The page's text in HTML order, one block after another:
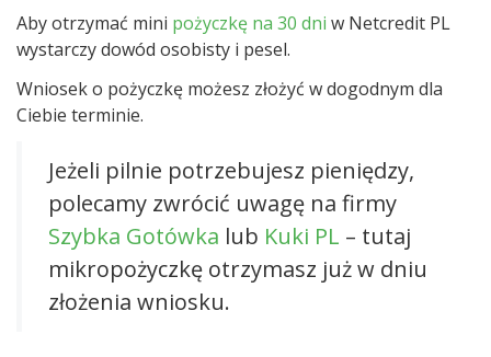
Aby otrzymać mini pożyczkę na 30 dni w Netcredit PL
wystarczy dowód osobisty i pesel.
Wniosek o pożyczkę możesz złożyć w dogodnym dla
Ciebie terminie.
Jeżeli pilnie potrzebujesz pieniędzy,
polecamy zwrócić uwagę na firmy
Szybka Gotówka lub Kuki PL – tutaj
mikropożyczkę otrzymasz już w dniu
złożenia wniosku.